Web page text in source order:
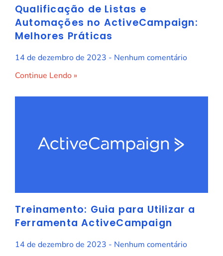
Qualificação de Listas e
Automações no ActiveCampaign:
Melhores Práticas
14 de dezembro de 2023
Nenhum comentário
Continue Lendo »
Treinamento: Guia para Utilizar a
Ferramenta ActiveCampaign
14 de dezembro de 2023
Nenhum comentário